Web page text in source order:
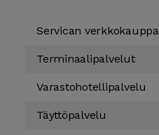
Servican verkko­kauppa
Terminaali­palvelut
Varasto­hotelli­palvelu
Täyttö­palvelu